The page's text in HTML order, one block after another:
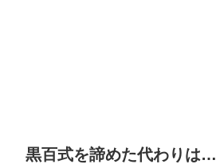
黒百式を諦めた代わりは…